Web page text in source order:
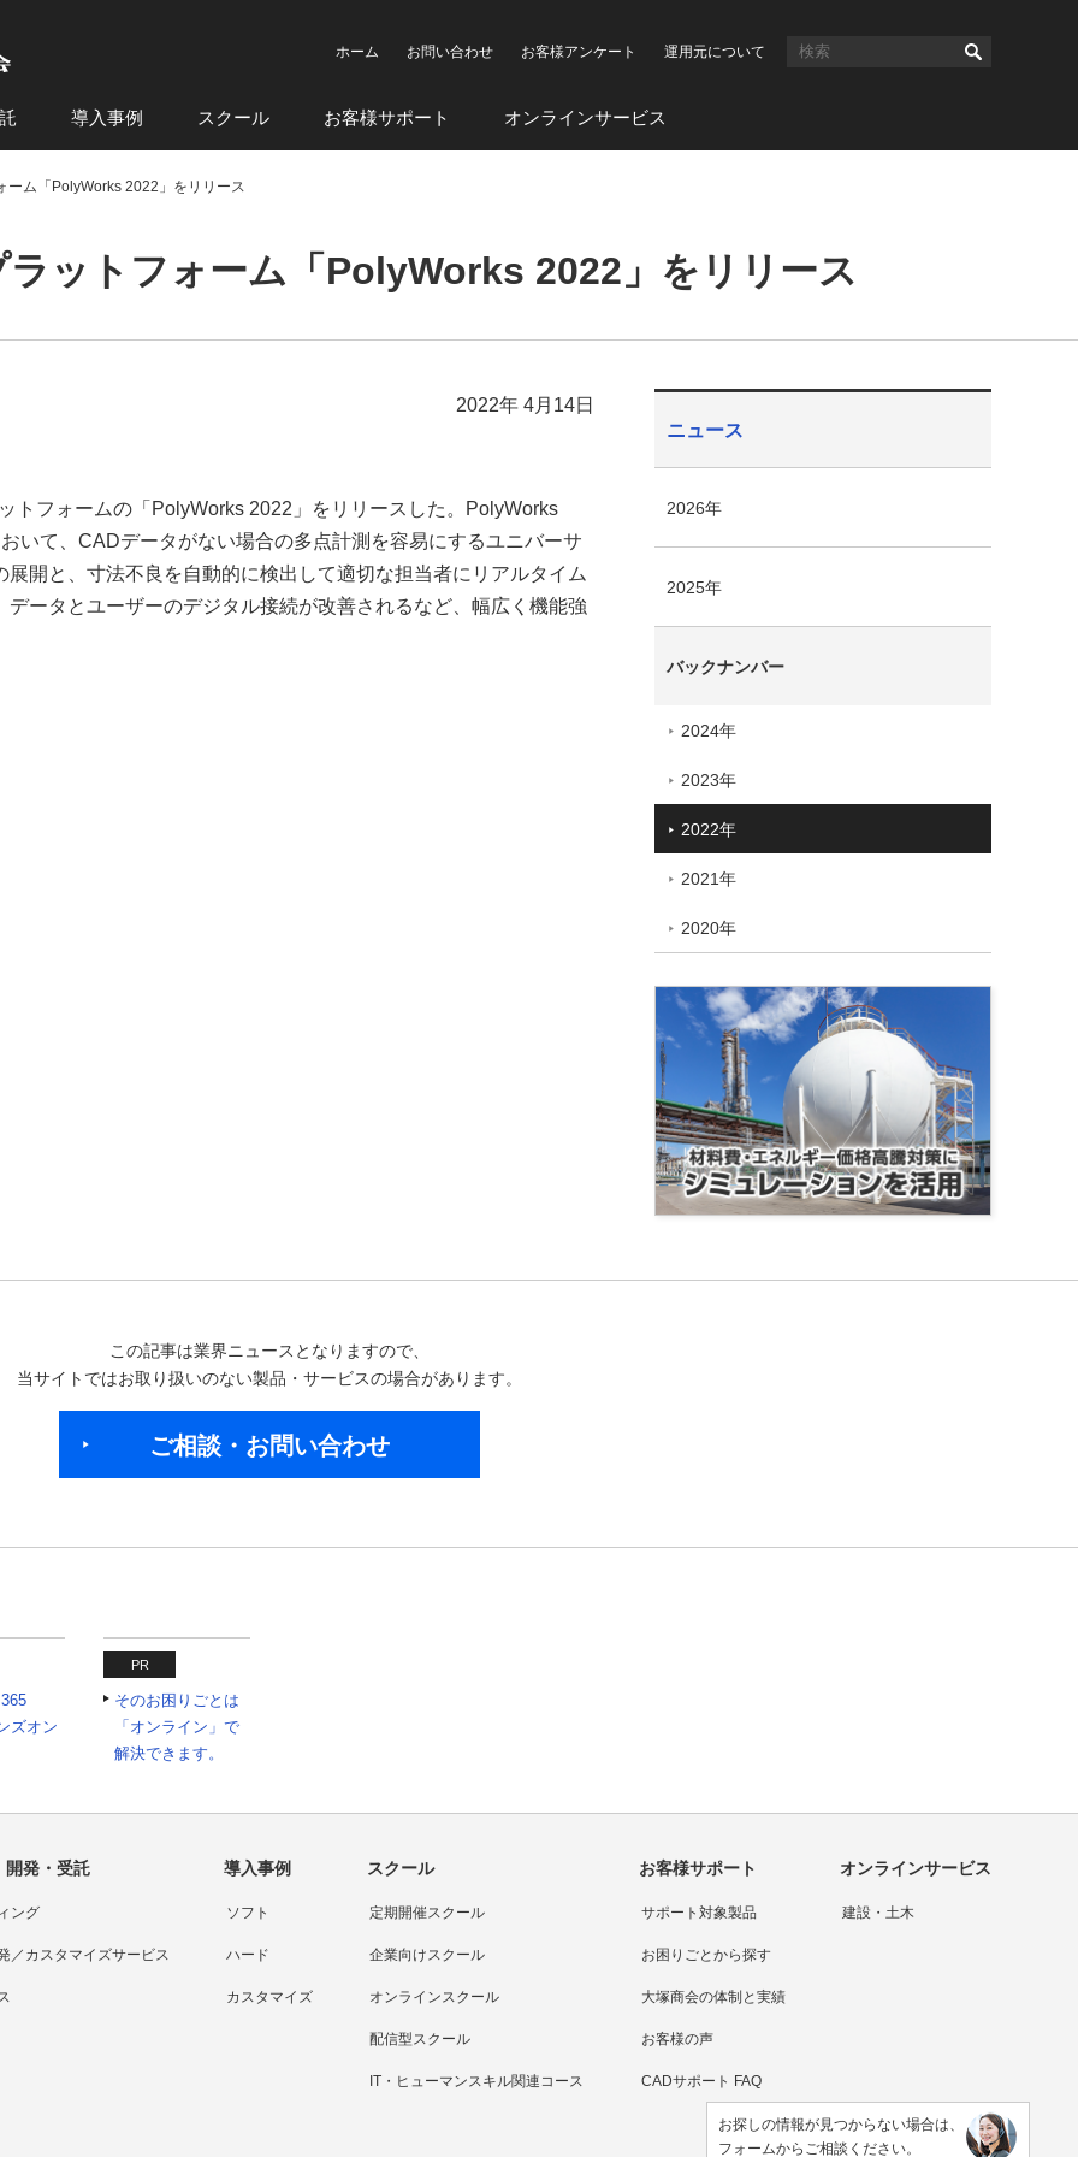
ホーム お問い合わせ お客様アンケート 運用元について
導入事例 スクール お客様サポート オンラインサービス
ム「PolyWorks 2022」をリリース
ットフォーム「PolyWorks 2022」をリリース
2022年 4月14日
トフォームの「PolyWorks 2022」をリリースした。PolyWorks
いて、CADデータがない場合の多点計測を容易にするユニバーサ
開と、寸法不良を自動的に検出して適切な担当者にリアルタイム
ータとユーザーのデジタル接続が改善されるなど、幅広く機能強
この記事は業界ニュースとなりますので、
当サイトではお取り扱いのない製品・サービスの場合があります。
ご相談・お問い合わせ
ズオン
PR
そのお困りごとは
「オンライン」で
解決できます。
ニュース
2026年
2025年
バックナンバー
2024年
2023年
2022年
2021年
2020年
お探しの情報が見つからない場合は、
フォームからご相談ください。
開発・受託
ング
／カスタマイズサービス
導入事例
ソフト
ハード
カスタマイズ
スクール
定期開催スクール
企業向けスクール
オンラインスクール
配信型スクール
IT・ヒューマンスキル関連コース
お客様サポート
サポート対象製品
お困りごとから探す
大塚商会の体制と実績
お客様の声
CADサポート FAQ
オンラインサービス
建設・土木